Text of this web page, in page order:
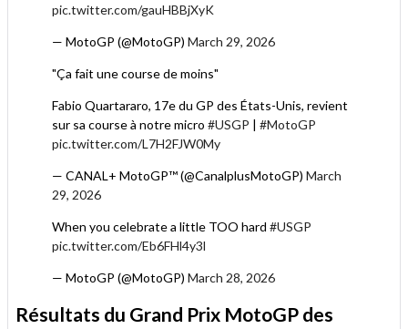
pic.twitter.com/gauHBBjXyK
— MotoGP (@MotoGP) March 29, 2026
"Ça fait une course de moins"
Fabio Quartararo, 17e du GP des États-Unis, revient
sur sa course à notre micro #USGP | #MotoGP
pic.twitter.com/L7H2FJW0My
— CANAL+ MotoGP™ (@CanalplusMotoGP) March
29, 2026
When you celebrate a little TOO hard #USGP
pic.twitter.com/Eb6FHl4y3l
— MotoGP (@MotoGP) March 28, 2026
Résultats du Grand Prix MotoGP des